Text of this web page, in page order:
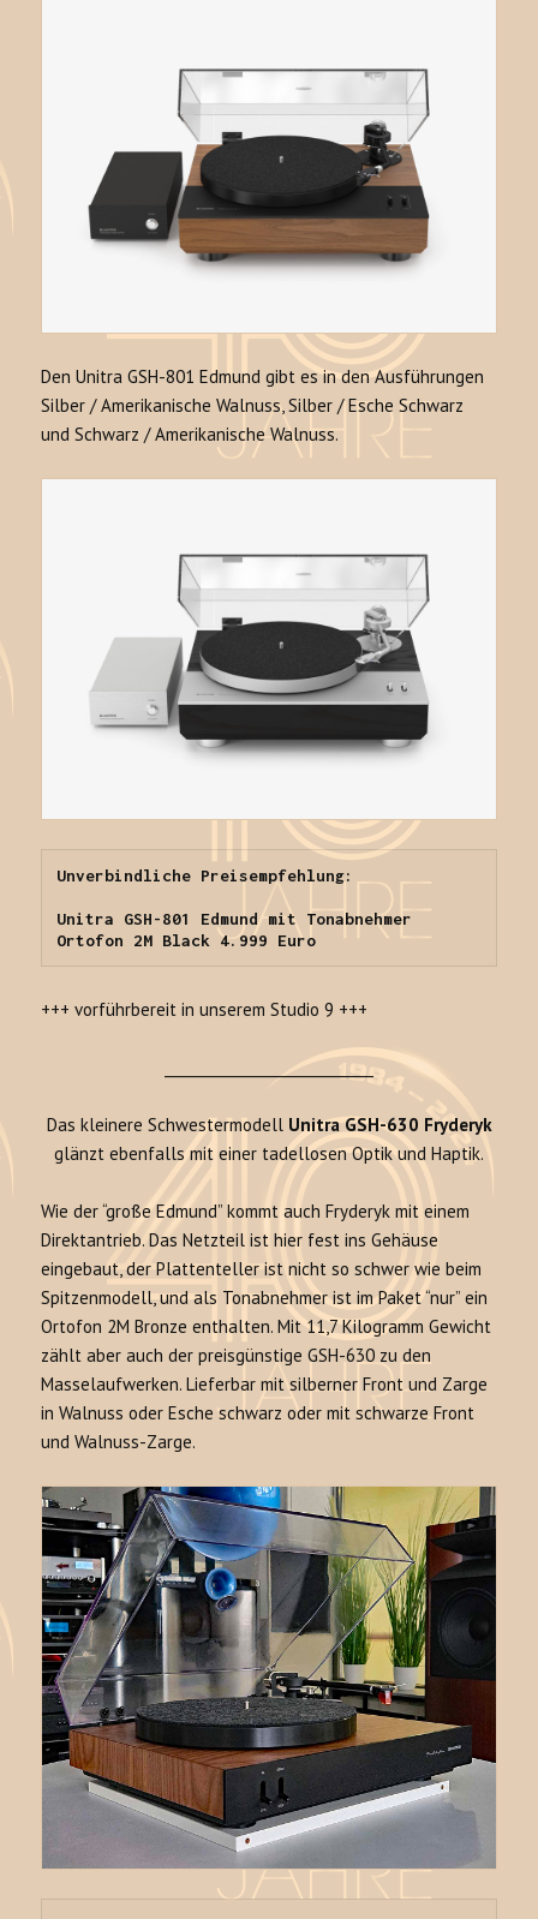
Den Unitra GSH-801 Edmund gibt es in den Ausführungen
Silber / Amerikanische Walnuss, Silber / Esche Schwarz
und Schwarz / Amerikanische Walnuss.
Unverbindliche Preisempfehlung:
Unitra GSH-801 Edmund mit Tonabnehmer
Ortofon 2M Black 4.999 Euro
+++ vorführbereit in unserem Studio 9 +++
_____________________________
Das kleinere Schwestermodell Unitra GSH-630 Fryderyk
glänzt ebenfalls mit einer tadellosen Optik und Haptik.
Wie der “große Edmund” kommt auch Fryderyk mit einem
Direktantrieb. Das Netzteil ist hier fest ins Gehäuse
eingebaut, der Plattenteller ist nicht so schwer wie beim
Spitzenmodell, und als Tonabnehmer ist im Paket “nur” ein
Ortofon 2M Bronze enthalten. Mit 11,7 Kilogramm Gewicht
zählt aber auch der preisgünstige GSH-630 zu den
Masselaufwerken. Lieferbar mit silberner Front und Zarge
in Walnuss oder Esche schwarz oder mit schwarze Front
und Walnuss-Zarge.